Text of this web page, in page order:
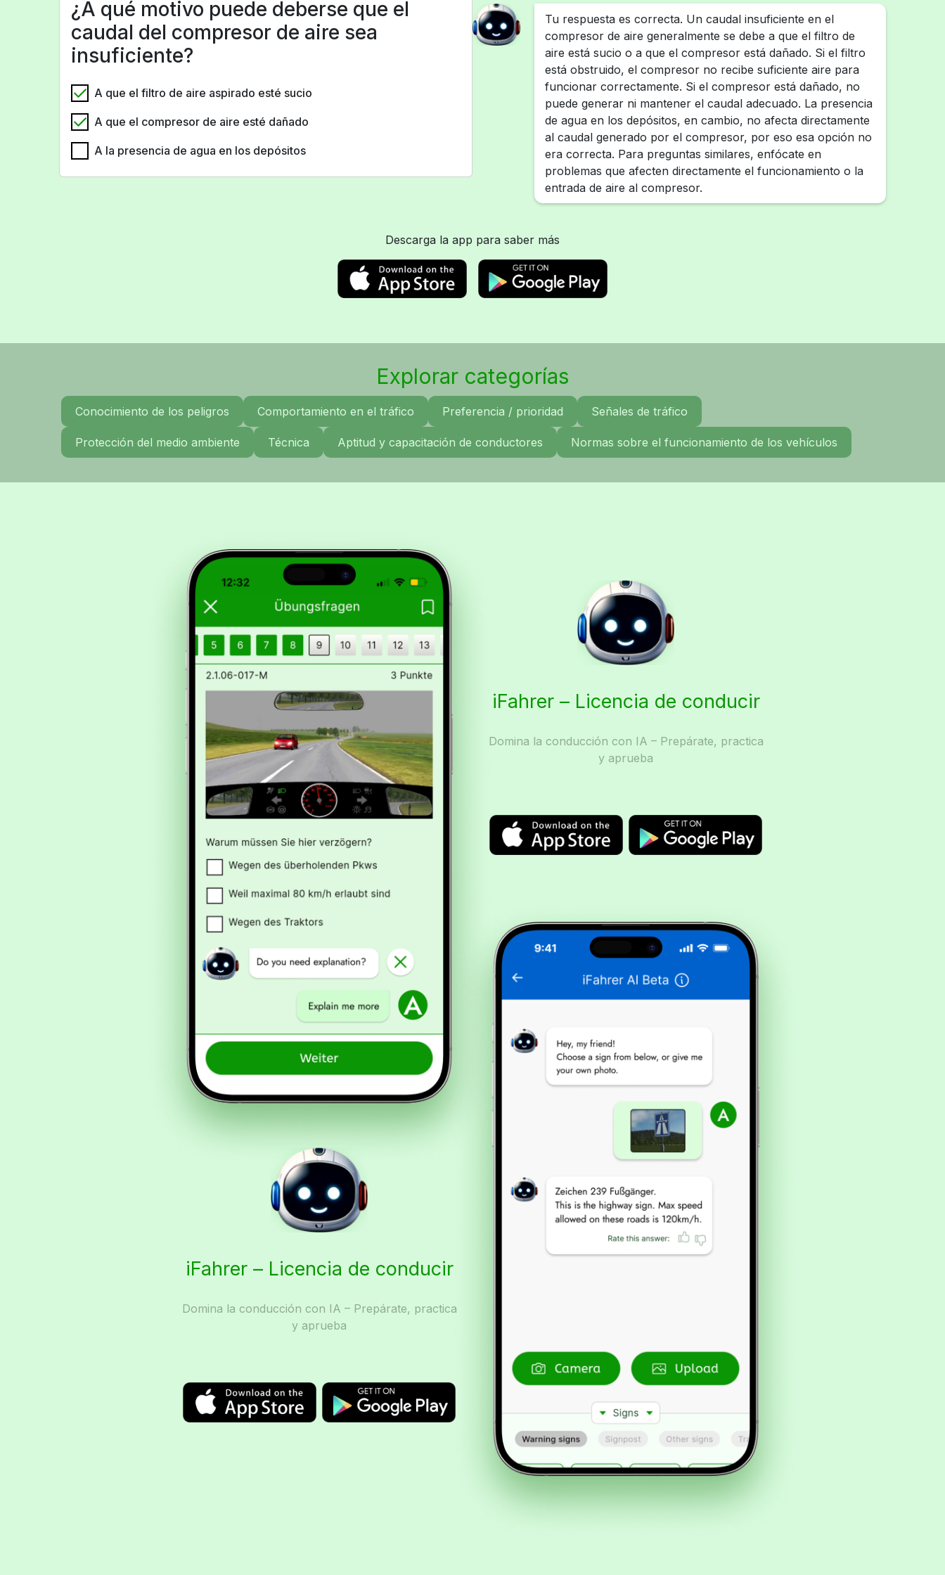
¿A qué motivo puede deberse que el
caudal del compresor de aire sea
insuficiente?
A que el filtro de aire aspirado esté sucio
A que el compresor de aire esté dañado
A la presencia de agua en los depósitos
Tu respuesta es correcta. Un caudal insuficiente en el
compresor de aire generalmente se debe a que el filtro de
aire está sucio o a que el compresor está dañado. Si el filtro
está obstruido, el compresor no recibe suficiente aire para
funcionar correctamente. Si el compresor está dañado, no
puede generar ni mantener el caudal adecuado. La presencia
de agua en los depósitos, en cambio, no afecta directamente
al caudal generado por el compresor, por eso esa opción no
era correcta. Para preguntas similares, enfócate en
problemas que afecten directamente el funcionamiento o la
entrada de aire al compresor.
Descarga la app para saber más
Explorar categorías
Conocimiento de los peligros Comportamiento en el tráfico Preferencia / prioridad Señales de tráfico
Protección del medio ambiente Técnica Aptitud y capacitación de conductores Normas sobre el funcionamiento de los vehículos
iFahrer – Licencia de conducir
Domina la conducción con IA – Prepárate, practica
y aprueba
iFahrer – Licencia de conducir
Domina la conducción con IA – Prepárate, practica
y aprueba